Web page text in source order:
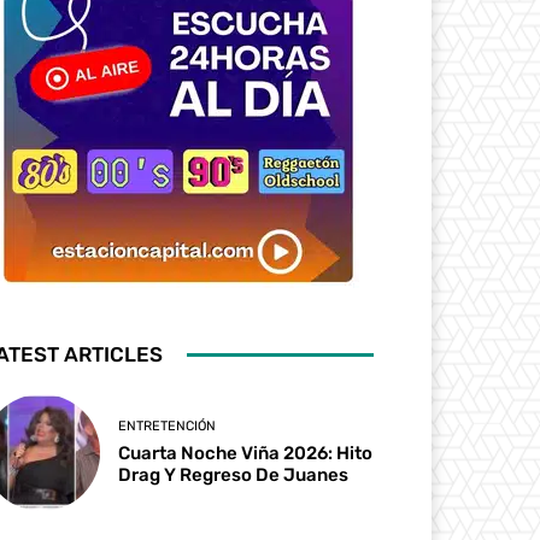
ARTICLES
ENTRETENCIÓN
Cuarta Noche Viña 2026: Hito
Drag Y Regreso De Juanes